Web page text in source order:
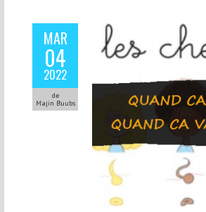
MAR
04
2022
de
Majin Buubs